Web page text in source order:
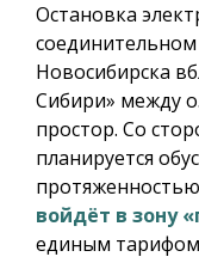
Остановка
соединительном
Новосибирска
Сибири» между
простор. Со
планируется
войдёт в зону
единым